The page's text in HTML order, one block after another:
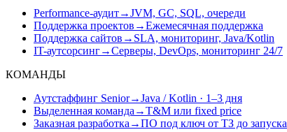
Performance-аудит→JVM, GC, SQL, очереди
Поддержка проектов →Ежемесячная поддержка
Поддержка сайтов → SLA, мониторинг, Java/Kotlin
IT-аутсорсинг→Серверы, DevOps, мониторинг 24/7
КОМАНДЫ
Аутстаффинг Senior→Java / Kotlin · 1–3 дня
Выделенная команда →T&M или fixed price
Заказная разработка →ПО под ключ от ТЗ до запуска